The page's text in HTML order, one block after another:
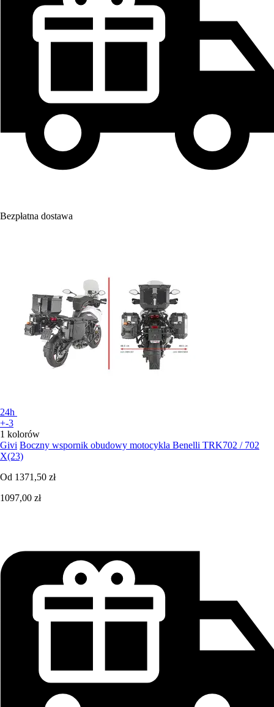
Bezpłatna dostawa
24h
+-3
1 kolorów
Givi Boczny wspornik obudowy motocykla Benelli TRK702 / 702
X(23)
Od 1371,50 zł
1097,00 zł